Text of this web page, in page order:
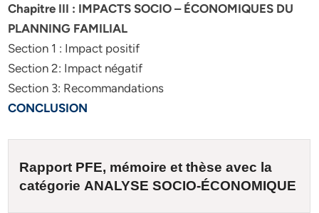
Chapitre III : IMPACTS SOCIO – ÉCONOMIQUES DU
PLANNING FAMILIAL
Section 1 : Impact positif
Section 2: Impact négatif
Section 3: Recommandations
CONCLUSION
Rapport PFE, mémoire etthèse avec la
catégorie ANALYSE SOCIO-ÉCONOMIQUE